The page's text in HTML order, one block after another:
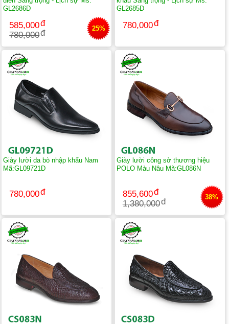
GL2686D
585,000
780,000
25%
GL2685D
780,000
Giày lười da bò nhập khẩu Nam
Mã:GL09721D
780,000
Giày lười công sở thương hiệu
POLO Màu Nâu Mã:GL086N
855,600
1,380,000
38%